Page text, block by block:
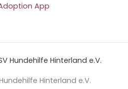
App
Hundehilfe Hinterland e.V.
Hinterland e.V.